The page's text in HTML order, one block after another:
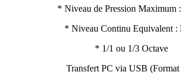
* Niveau de Pression Maximum
* Niveau Continu Equivalent :
* 1/1 ou 1/3 Octave
Transfert PC via USB (Format